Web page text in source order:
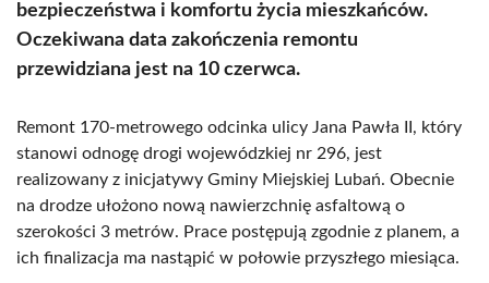
bezpieczeństwa i komfortu życia mieszkańców.
Oczekiwana data zakończenia remontu
przewidziana jest na 10 czerwca.
Remont 170-metrowego odcinka ulicy Jana Pawła II, który
stanowi odnogę drogi wojewódzkiej nr 296, jest
realizowany z inicjatywy Gminy Miejskiej Lubań. Obecnie
na drodze ułożono nową nawierzchnię asfaltową o
szerokości 3 metrów. Prace postępują zgodnie z planem, a
ich finalizacja ma nastąpić w połowie przyszłego miesiąca.